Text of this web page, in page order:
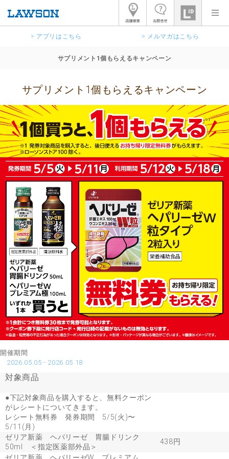
> アプリはこちら > メルマガはこちら
サプリメント1個もらえるキャンペーン
サプリメント1個もらえるキャンペーン
開催期間
2026.05.05 - 2026.05.18
対象商品
●下記対象商品を購入すると、無料クーポン
がレシートについてきます。
レシート無料券 発券期間 5/5(火)〜
5/11(月)
ゼリア新薬 ヘパリーゼ 胃腸ドリンク
50ml ＜指定医薬部外品＞
438円